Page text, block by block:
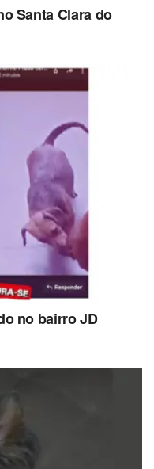
Santa Clara do
no bairro JD